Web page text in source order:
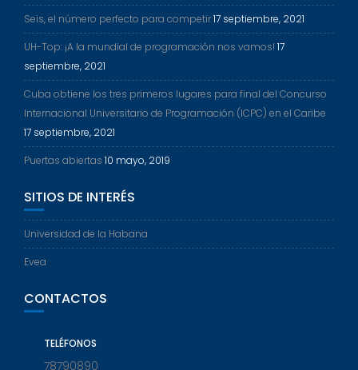
Seis, el número perfecto para competir17 septiembre, 2021
UH-Top: ¡A la mundial de programación nos vamos! 17
septiembre, 2021
Cuba obtiene los tres primeros lugares para final del Concurso
Internacional Universitario de Programación (ICPC) en el Caribe
17 septiembre, 2021
Puertas abiertas 10 mayo, 2019
SITIOS DE INTERÉS
Universidad de la Habana
Evea
CONTACTOS
TELÉFONOS
78790890